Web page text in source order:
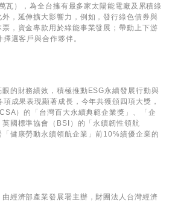
瓦），為全台擁有最多家太陽能電廠及累積綠
，延伸擴大影響力，例如，發行綠色債券與
，資金專款用於綠能事業發展；帶動上下游
選客戶與合作夥伴。
的財務績效，積極推動ESG永續發展行動與
成果表現顯著成長，今年共獲頒四項大獎，
）的「台灣百大永續典範企業獎」、「企
國標準協會（BSI）的「永續韌性領航
健康勞動永續領航企業」前10%績優企業的
經濟部產業發展署主辦，財團法人台灣經濟